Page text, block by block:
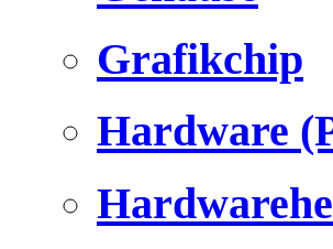
Grafikchip
Hardware